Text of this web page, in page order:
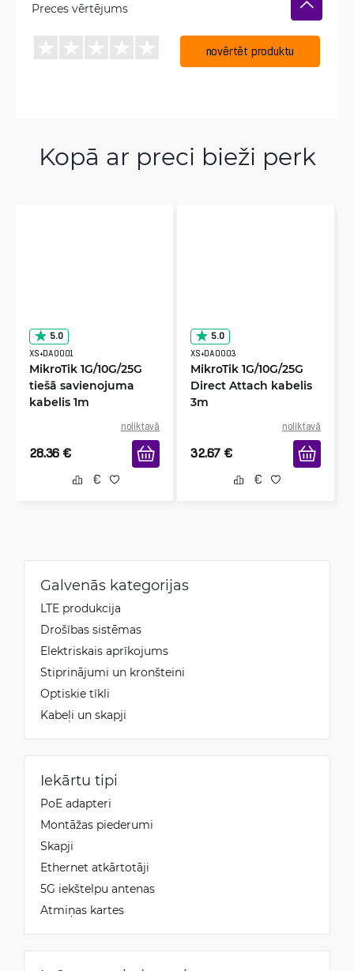
Preces vērtējums
novērtēt produktu
Kopā ar preci bieži perk
5.0
XS+DA0001
MikroTik 1G/10G/25G
tiešā savienojuma
kabelis 1m
noliktavā
28.36 €
5.0
XS+DA0003
MikroTik 1G/10G/25G
Direct Attach kabelis
3m
noliktavā
32.67 €
Galvenās kategorijas
LTE produkcija
Drošības sistēmas
Elektriskais aprīkojums
Stiprinājumi un kronšteini
Optiskie tīkli
Kabeļi un skapji
Iekārtu tipi
PoE adapteri
Montāžas piederumi
Skapji
Ethernet atkārtotāji
5G iekštelpu antenas
Atmiņas kartes